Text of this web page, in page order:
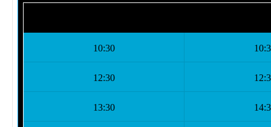
10:30
12:30
13:30